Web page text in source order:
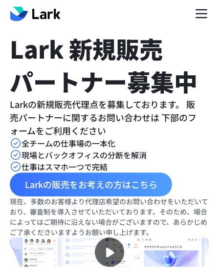
Lark 新規販売
パートナー募集中
Larkの新規販売代理点を募集しております。 販
売パートナーに関するお問い合わせは 下部のフ
ォームをご利用ください
全チームの仕事場の一本化
現場とバックオフィスの分断を解消
仕事はスマホ一つで完結
Larkの販売をお考えの方はこちら
現在、多数のお客様より代理店希望のお問い合わせをいただいて
おり、審査制を導入させていただいております。そのため、場合
によってはご期待に沿えない場合がございますので、あらかじめ
ご了承くださいますようお願い申し上げます。